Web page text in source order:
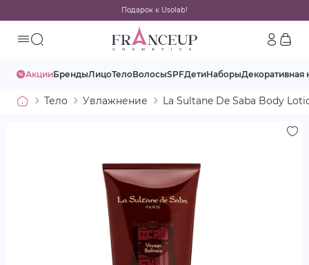
Подарок к Usolab!
АкцииБрендыЛицоТелоВолосыSPFДетиНаборыДекоративная
Тело Увлажнение La Sultane De Saba Body